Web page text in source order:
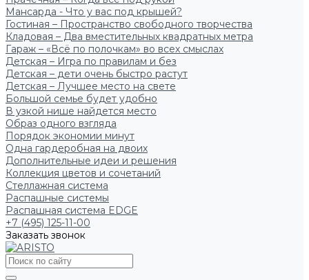
Мансарда - Что у вас под крышей?
Гостиная – Пространство свободного творчества
Кладовая – Два вместительных квадратных метра
Гараж – «Всё по полочкам» во всех смыслах
Детская – Игра по правилам и без
Детская – дети очень быстро растут
Детская – Лучшее место на свете
Большой семье будет удобно
В узкой нише найдется место
Образ одного взгляда
Порядок экономии минут
Одна гардеробная на двоих
Дополнительные идеи и решения
Коллекция цветов и сочетаний
Стеллажная система
Распашные системы
Распашная система EDGE
+7 (495) 125-11-00
Заказать звонок